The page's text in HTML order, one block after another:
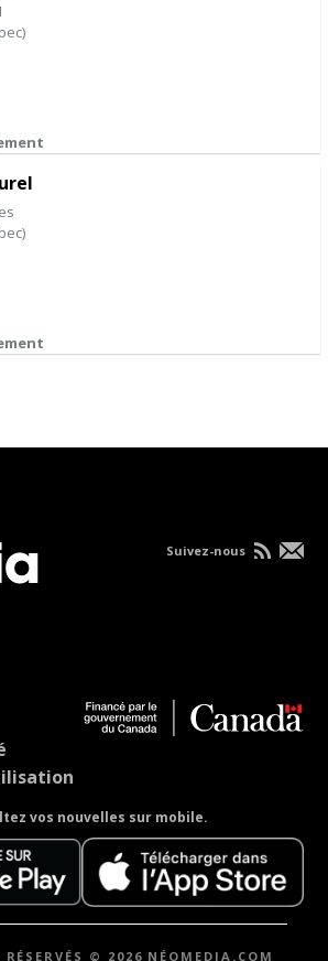
)
)
vos nouvelles sur mobile.
Suivez-nous
© 2026 NÉOMEDIA.COM